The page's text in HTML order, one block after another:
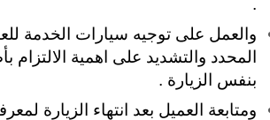
.
والعمل على توجيه سيارات الخدمة
المحدد والتشديد على اهمية الالتزام
بنفس الزيارة .
ومتابعة العميل بعد انتهاء الزيارة